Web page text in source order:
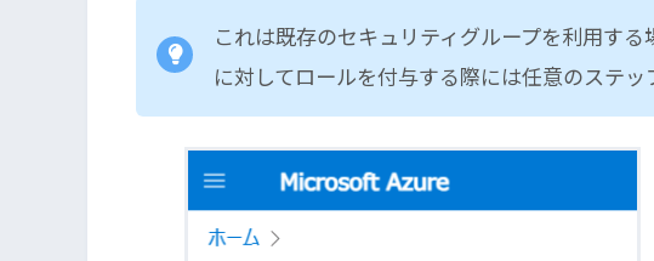
これは既存のセキュリティグループを利用す
に対してロールを付与する際には任意のステッ